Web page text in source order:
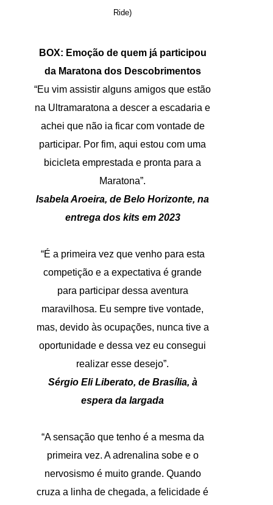
Ride)
BOX: Emoção de quem já participou
da Maratona dos Descobrimentos
“Eu vim assistir alguns amigos que estão
na Ultramaratona a descer a escadaria e
achei que não ia ficar com vontade de
participar. Por fim, aqui estou com uma
bicicleta emprestada e pronta para a
Maratona”.
Isabela Aroeira, de Belo Horizonte, na
entrega dos kits em 2023
“É a primeira vez que venho para esta
competição e a expectativa é grande
para participar dessa aventura
maravilhosa. Eu sempre tive vontade,
mas, devido às ocupações, nunca tive a
oportunidade e dessa vez eu consegui
realizar esse desejo”.
Sérgio Eli Liberato, de Brasília, à
espera da largada
“A sensação que tenho é a mesma da
primeira vez. A adrenalina sobe e o
nervosismo é muito grande. Quando
cruza a linha de chegada, a felicidade é